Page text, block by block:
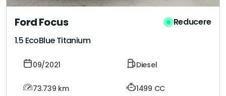
Ford Focus
1.5 EcoBlue Titanium
Reducere
09/2021 Diesel
73.739 km 1499 CC